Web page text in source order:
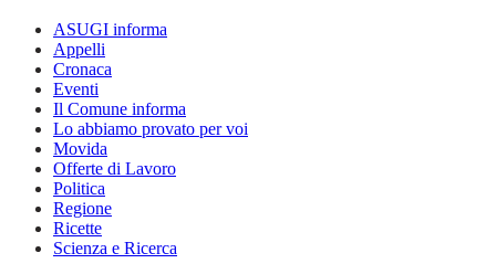
ASUGI informa
Appelli
Cronaca
Eventi
Il Comune informa
Lo abbiamo provato per voi
Movida
Offerte di Lavoro
Politica
Regione
Ricette
Scienza e Ricerca